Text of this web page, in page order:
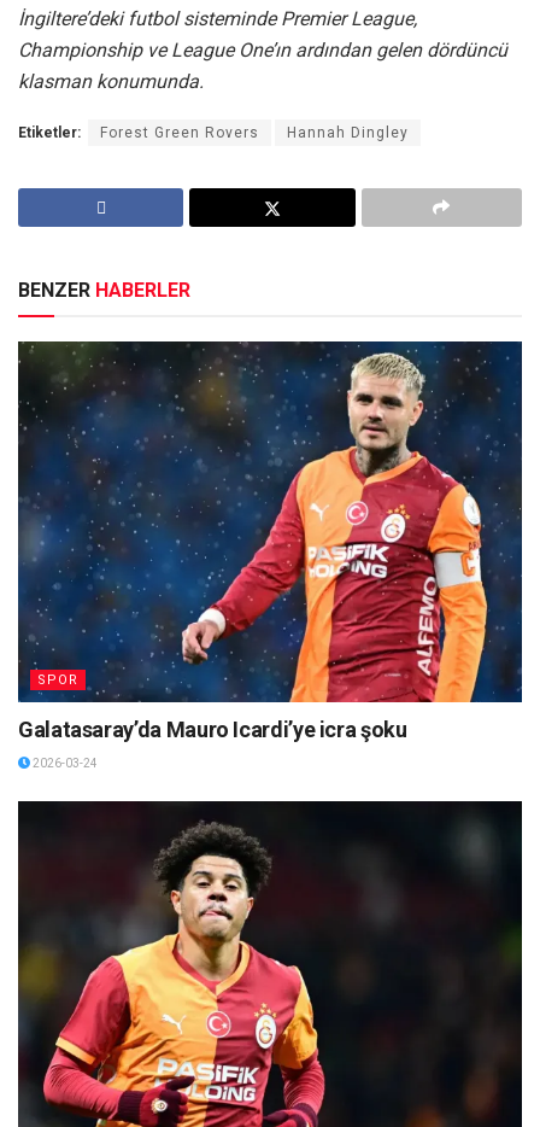
İngiltere’deki futbol sisteminde Premier League,
Championship ve League One’ın ardından gelen dördüncü
klasman konumunda.
Etiketler: Forest Green Rovers Hannah Dingley
BENZER HABERLER
SPOR
Galatasaray’da Mauro Icardi’ye icra şoku
2026-03-24